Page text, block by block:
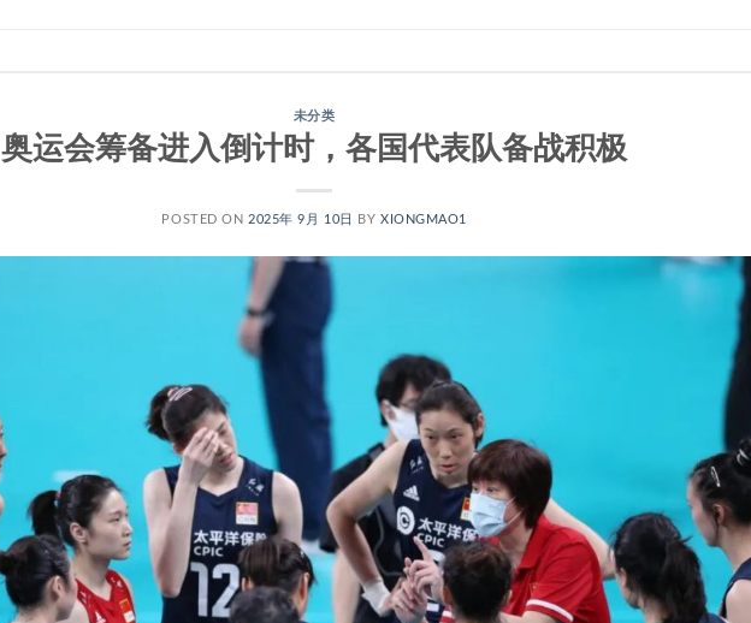
未分类
奥运会筹备进入倒计时，各国代表队备战积极
POSTED ON 2025年 9月 10日 BYXIONGMAO1